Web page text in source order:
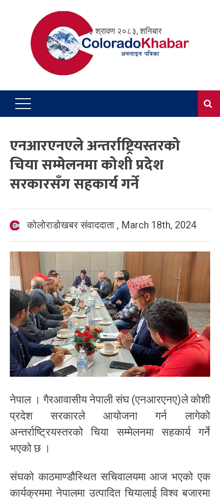
२३ श्रावण २०८३, शनिबार
एनआरएनएले अन्तर्राष्ट्रियस्तरको
चिया सम्मेलनमा कोशी प्रदेश
सरकारसँग सहकार्य गर्ने
कोलोराडोखबर संवाददाता , March 18th, 2024
नेपाल । गैरआवासीय नेपाली संघ (एनआरएनए)ले कोशी
प्रदेश सरकारले आयोजना गर्न लागेको
अन्तर्राष्ट्रियस्तरको चिया सम्मेलनमा सहकार्य गर्ने
भएको छ ।
संघको काठमाण्डौस्थित सचिवालयमा आज भएको एक
कार्यक्रममा नेपालमा उत्पादित चियालाई विश्व बजारमा